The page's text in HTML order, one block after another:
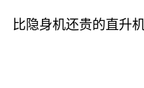
比隐身机还贵的直升